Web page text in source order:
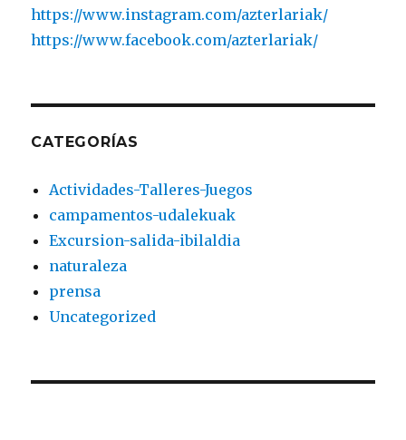
https://www.instagram.com/azterlariak/
https://www.facebook.com/azterlariak/
CATEGORÍAS
Actividades-Talleres-Juegos
campamentos-udalekuak
Excursion-salida-ibilaldia
naturaleza
prensa
Uncategorized